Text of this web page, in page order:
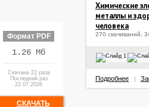
Формат PDF
1.26 Мб
Скачана 22 раза
Последний раз
22.07.2026
СКАЧАТЬ
Химические
металлы и
человека
270 скачиваний,
Подробнее